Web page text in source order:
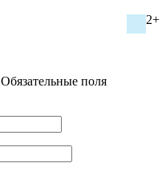
2+
Обязательные поля